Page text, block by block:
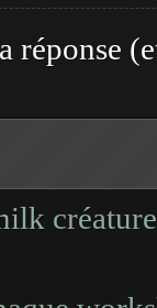
réponse